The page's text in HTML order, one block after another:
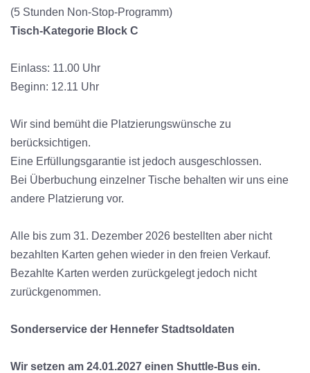
(5 Stunden Non-Stop-Programm)
Tisch-Kategorie Block C
Einlass: 11.00 Uhr
Beginn: 12.11 Uhr
Wir sind bemüht die Platzierungswünsche zu
berücksichtigen.
Eine Erfüllungsgarantie ist jedoch ausgeschlossen.
Bei Überbuchung einzelner Tische behalten wir uns eine
andere Platzierung vor.
Alle bis zum 31. Dezember 2026 bestellten aber nicht
bezahlten Karten gehen wieder in den freien Verkauf.
Bezahlte Karten werden zurückgelegt jedoch nicht
zurückgenommen.
Sonderservice der Hennefer Stadtsoldaten
Wir setzen am 24.01.2027 einen Shuttle-Bus ein.